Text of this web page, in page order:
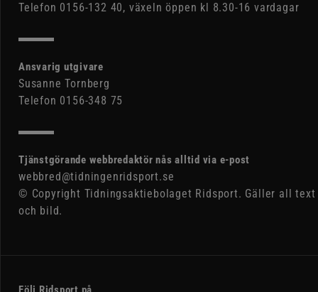
Telefon 0156-132 40, växeln öppen kl 8.30-16 vardagar
Ansvarig utgivare
Susanne Tornberg
Telefon 0156-348 75
Tjänstgörande webbredaktör nås alltid via e-post
webbred@tidningenridsport.se
© Copyright Tidningsaktiebolaget Ridsport. Gäller all text
och bild.